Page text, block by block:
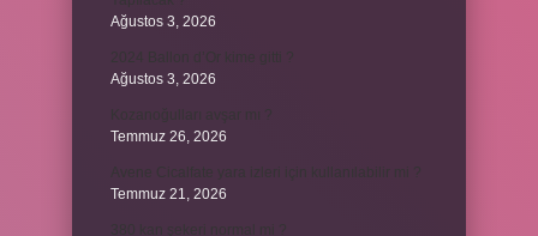
Ağustos 3, 2026
Ağustos 3, 2026
Temmuz 26, 2026
Temmuz 21, 2026